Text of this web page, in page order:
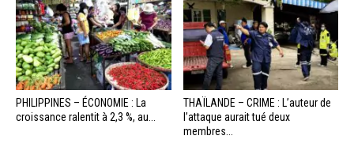
PHILIPPINES – ÉCONOMIE : La
croissance ralentit à 2,3 %, au...
THAÏLANDE – CRIME : L’auteur de
l’attaque aurait tué deux
membres...